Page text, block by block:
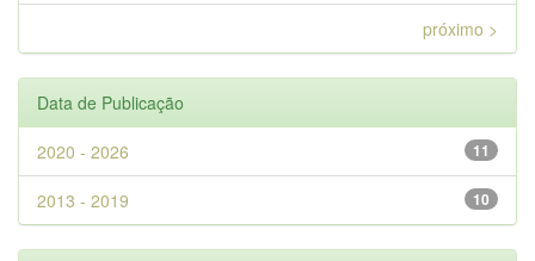
próximo >
Data de Publicação
11
2020 - 2026
10
2013 - 2019